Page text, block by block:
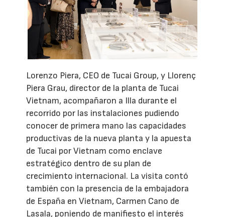
Lorenzo Piera, CEO de Tucai Group, y Llorenç
Piera Grau, director de la planta de Tucai
Vietnam, acompañaron a Illa durante el
recorrido por las instalaciones pudiendo
conocer de primera mano las capacidades
productivas de la nueva planta y la apuesta
de Tucai por Vietnam como enclave
estratégico dentro de su plan de
crecimiento internacional. La visita contó
también con la presencia de la embajadora
de España en Vietnam, Carmen Cano de
Lasala, poniendo de manifiesto el interés